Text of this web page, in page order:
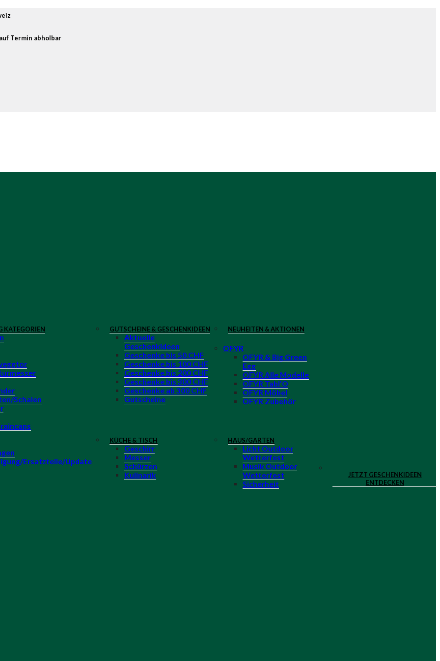
Termin abholbar
KATEGORIEN
Schalen
Ersatzteile/Update
GUTSCHEINE & GESCHENKIDEEN
Aktuelle
Geschenkideen
Geschenke bis 50 CHF
Geschenke bis 100 CHF
Geschenke bis 200 CHF
Geschenke bis 300 CHF
Geschenke ab 300 CHF
Gutscheine
KÜCHE & TISCH
Geschirr
Messer
Schürzen
Kulinarik
NEUHEITEN & AKTIONEN
OFYR
OFYR & Big Green
Egg
OFYR Alle Modelle
OFYR Tabl’O
OFYR Möbel
OFYR Zubehör
HAUS/GARTEN
Licht Outdoor
Wetterfest
Musik Outdoor
Wetterfest
Sicherheit
JETZT GESCHENKIDEEN
ENTDECKEN